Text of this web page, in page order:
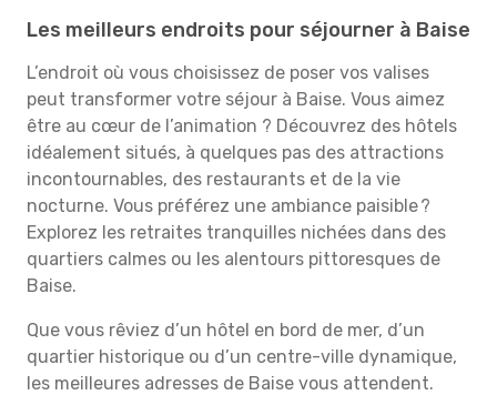
Les meilleurs endroits pour séjourner à Baise
L’endroit où vous choisissez de poser vos valises
peut transformer votre séjour à Baise. Vous aimez
être au cœur de l’animation ? Découvrez des hôtels
idéalement situés, à quelques pas des attractions
incontournables, des restaurants et de la vie
nocturne. Vous préférez une ambiance paisible ?
Explorez les retraites tranquilles nichées dans des
quartiers calmes ou les alentours pittoresques de
Baise.
Que vous rêviez d’un hôtel en bord de mer, d’un
quartier historique ou d’un centre-ville dynamique,
les meilleures adresses de Baise vous attendent.